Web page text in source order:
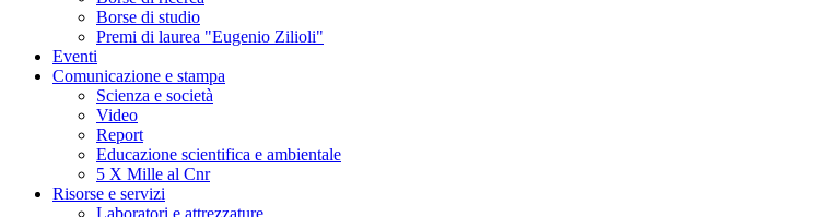
Borse di studio
Premi di laurea "Eugenio Zilioli"
Eventi
Comunicazione e stampa
Scienza e società
Video
Report
Educazione scientifica e ambientale
5 X Mille al Cnr
Risorse e servizi
Laboratori e attrezzature